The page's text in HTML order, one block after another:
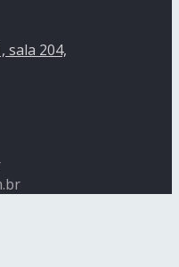
sala 204,